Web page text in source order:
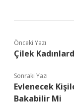
Önceki Yazı
Çilek
Sonraki Yazı
Evlenecek
Bakabilir Mi